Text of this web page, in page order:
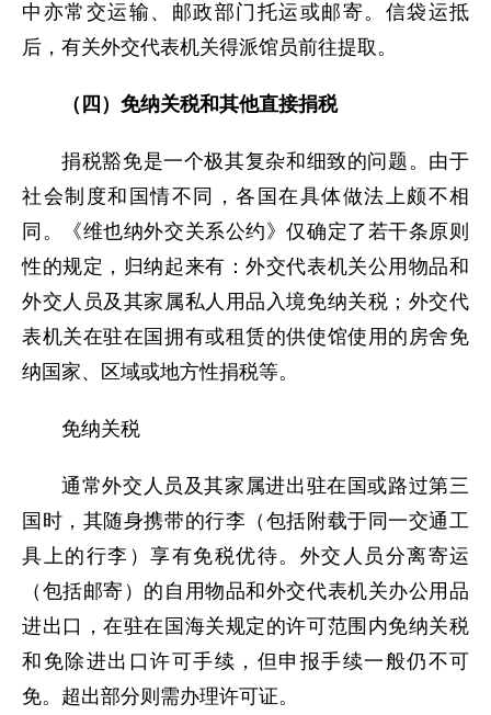
中亦常交运输、邮政部门托运或邮寄。信袋运抵
后，有关外交代表机关得派馆员前往提取。
（四）免纳关税和其他直接捐税
捐税豁免是一个极其复杂和细致的问题。由于
社会制度和国情不同，各国在具体做法上颇不相
同。《维也纳外交关系公约》仅确定了若干条原则
性的规定，归纳起来有：外交代表机关公用物品和
外交人员及其家属私人用品入境免纳关税；外交代
表机关在驻在国拥有或租赁的供使馆使用的房舍免
纳国家、区域或地方性捐税等。
免纳关税
通常外交人员及其家属进出驻在国或路过第三
国时，其随身携带的行李（包括附载于同一交通工
具上的行李）享有免税优待。外交人员分离寄运
（包括邮寄）的自用物品和外交代表机关办公用品
进出口，在驻在国海关规定的许可范围内免纳关税
和免除进出口许可手续，但申报手续一般仍不可
免。超出部分则需办理许可证。